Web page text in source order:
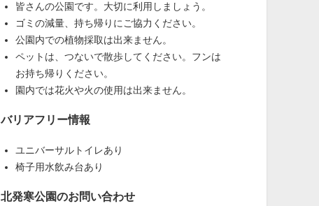
皆さんの公園です。大切に利用しましょう。
ゴミの減量、持ち帰りにご協力ください。
公園内での植物採取は出来ません。
ペットは、つないで散歩してください。フンは
お持ち帰りください。
園内では花火や火の使用は出来ません。
バリアフリー情報
ユニバーサルトイレあり
椅子用水飲み台あり
北発寒公園のお問い合わせ